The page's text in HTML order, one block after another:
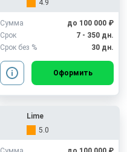
4.9
Сумма
до 100 000 ₽
Срок
7 - 350 дн.
Срок без %
30 дн.
Оформить
Lime
5.0